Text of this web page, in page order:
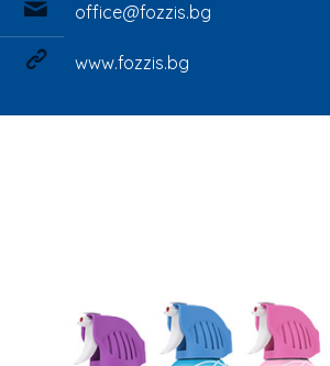
office@fozzis.bg
www.fozzis.bg